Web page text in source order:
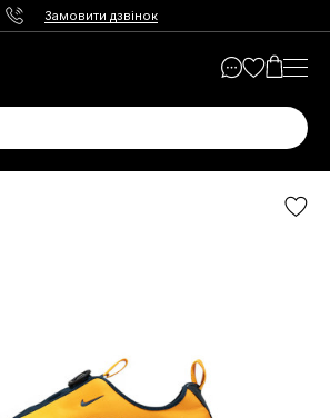
Замовити дзвінок